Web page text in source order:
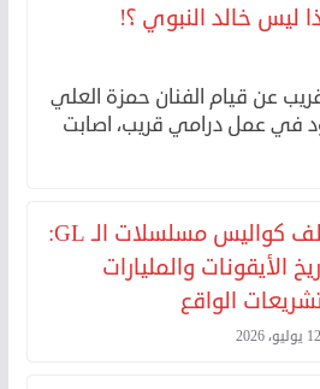
ليس خالد النبوي ؟!
عن قيام الفنان حمزة العلي
عمل درامي قريب، اصابت
خلف كواليس مسلسلات الـ GL:
الأيقونات والمليارات
الواقع
12 يوليو، 2026